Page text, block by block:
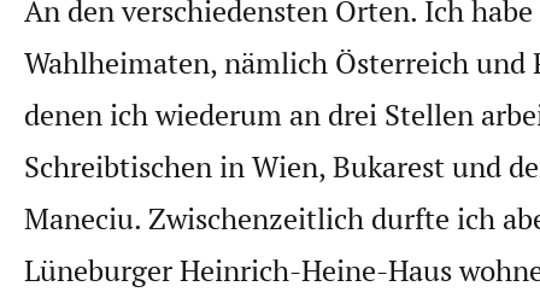
An den verschiedensten Orten. Ich
Wahlheimaten, nämlich Österreich und
denen ich wiederum an drei Stellen
Schreibtischen in Wien, Bukarest und
Maneciu. Zwischenzeitlich durfte ich
Lüneburger Heinrich-Heine-Haus